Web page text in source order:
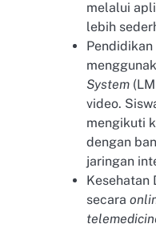
melalui
lebih
System
video.
mengikuti
dengan
jaringan
Kesehatan
secara